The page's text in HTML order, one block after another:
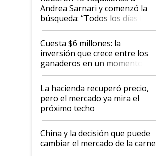
Andrea Sarnari y comenzó la
búsqueda: “Todos los días le
toca a algún productor”
Cuesta $6 millones: la
inversión que crece entre los
ganaderos en un momento
histórico para la actividad
La hacienda recuperó precio,
pero el mercado ya mira el
próximo techo
China y la decisión que puede
cambiar el mercado de la carne